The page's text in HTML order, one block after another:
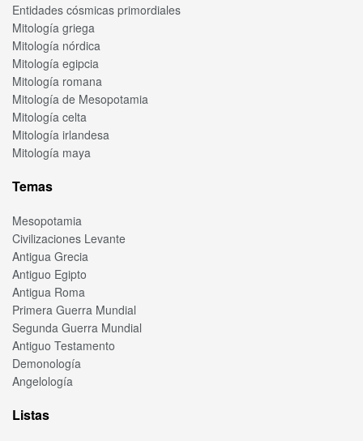
Entidades cósmicas primordiales
Mitología griega
Mitología nórdica
Mitología egipcia
Mitología romana
Mitología de Mesopotamia
Mitología celta
Mitología irlandesa
Mitología maya
Temas
Mesopotamia
Civilizaciones Levante
Antigua Grecia
Antiguo Egipto
Antigua Roma
Primera Guerra Mundial
Segunda Guerra Mundial
Antiguo Testamento
Demonología
Angelología
Listas